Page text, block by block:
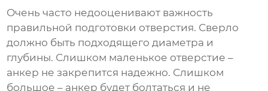
Очень часто недооценивают важность
правильной подготовки отверстия. Сверло
должно быть подходящего диаметра и
глубины. Слишком маленькое отверстие –
анкер не закрепится надежно. Слишком
большое – анкер будет болтаться и не